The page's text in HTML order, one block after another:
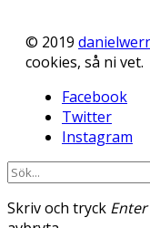
© 2019
cookies, så ni vet.
Facebook
Twitter
Instagram
Skriv och tryck Enter